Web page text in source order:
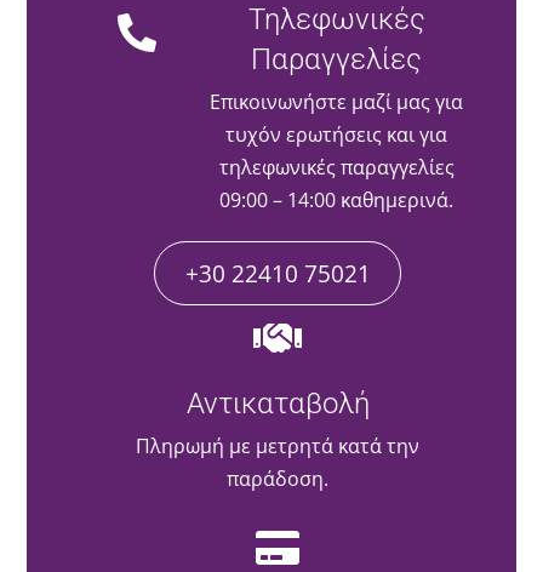
Τηλεφωνικές
Παραγγελίες
Επικοινωνήστε μαζί μας για
τυχόν ερωτήσεις και για
τηλεφωνικές παραγγελίες
09:00 – 14:00 καθημερινά.
+30 22410 75021
Αντικαταβολή
Πληρωμή με μετρητά κατά την
παράδοση.